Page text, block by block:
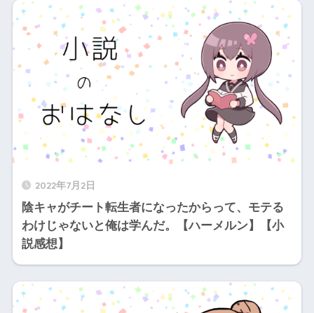
2022年7月2日
陰キャがチート転生者になったからって、モテる
わけじゃないと俺は学んだ。【ハーメルン】【小
説感想】